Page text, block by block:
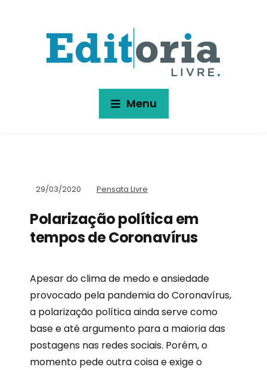
Menu
29/03/2020 Pensata Livre
Polarização política em
tempos de Coronavírus
Apesar do clima de medo e ansiedade
provocado pela pandemia do Coronavírus,
a polarização política ainda serve como
base e até argumento para a maioria das
postagens nas redes sociais. Porém, o
momento pede outra coisa e exige o